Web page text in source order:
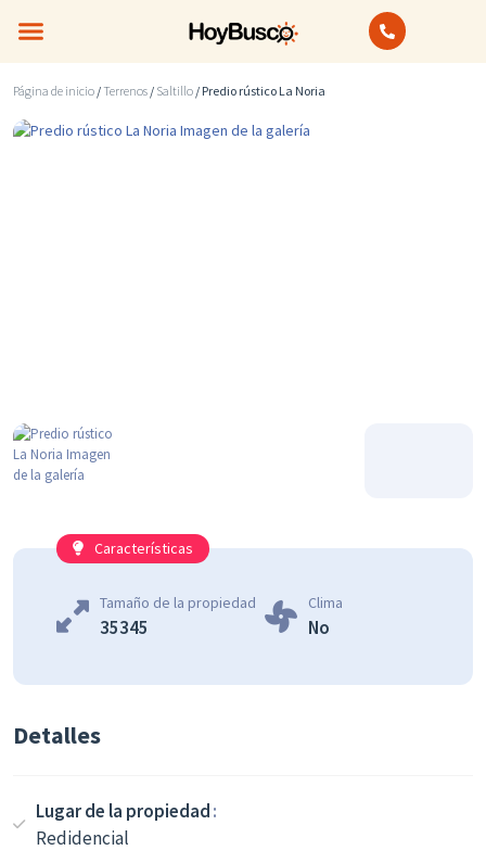
Página de inicio /Terrenos / Saltillo / Predio rústico La Noria
Características
Tamaño de la propiedad
35345
Clima
No
Detalles
Lugar de la propiedad
Redidencial